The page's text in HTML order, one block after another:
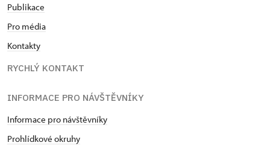
Publikace
Pro média
Kontakty
RYCHLÝ KONTAKT
INFORMACE PRO NÁVŠTĚVNÍKY
Informace pro návštěvníky
Prohlídkové okruhy